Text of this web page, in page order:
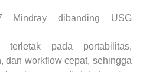
Mindray dibanding USG
terletak pada portabilitas,
dan workflow cepat, sehingga